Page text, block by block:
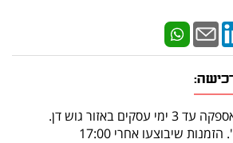
באזור גוש דן.
שיבוצעו אחרי 17:00